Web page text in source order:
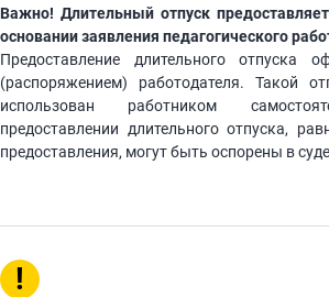
Важно! Длительный отпуск
основании заявления педагогического
Предоставление длительного отпуска
(распоряжением) работодателя. Такой
использован работником
предоставлении длительного отпуска,
предоставления, могут быть оспорены в
!